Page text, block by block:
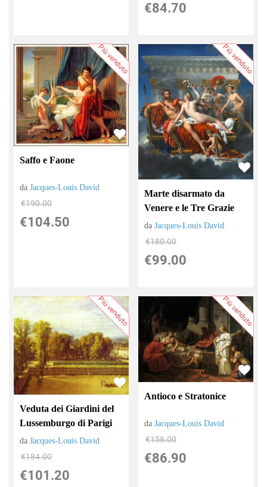
€84.70
Più venduto
Saffo e Faone
daJacques-Louis David
€190.00
€104.50
Più venduto
Marte disarmato da
Venere e le Tre Grazie
daJacques-Louis David
€180.00
€99.00
Più venduto
Veduta dei Giardini del
Lussemburgo di Parigi
daJacques-Louis David
€184.00
€101.20
Più venduto
Antioco e Stratonice
daJacques-Louis David
€158.00
€86.90